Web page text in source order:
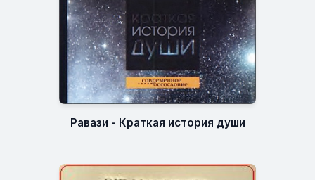
Равази - Краткая история души